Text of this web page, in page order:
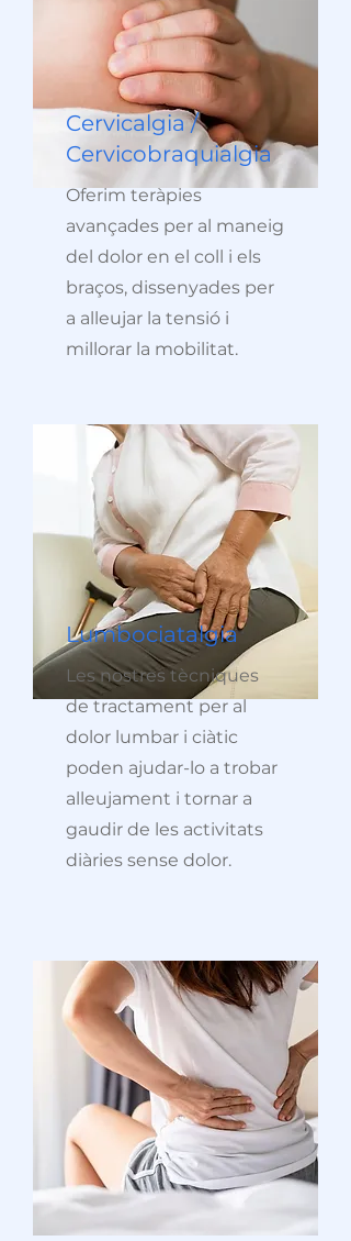
Cervicalgia /
Cervicobraquialgia
Oferim teràpies
avançades per al maneig
del dolor en el coll i els
braços, dissenyades per
a alleujar la tensió i
millorar la mobilitat.
Lumbociatalgia
Les nostres tècniques
de tractament per al
dolor lumbar i ciàtic
poden ajudar-lo a trobar
alleujament i tornar a
gaudir de les activitats
diàries sense dolor.